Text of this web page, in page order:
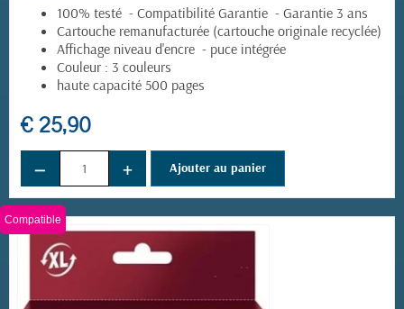
(2 avis)
100% testé - Compatibilité Garantie - Garantie 3 ans
Cartouche remanufacturée (cartouche originale recyclée)
Affichage niveau d'encre - puce intégrée
Couleur : 3 couleurs
haute capacité 500 pages
€ 25,90
− + Ajouter au panier
Compatible